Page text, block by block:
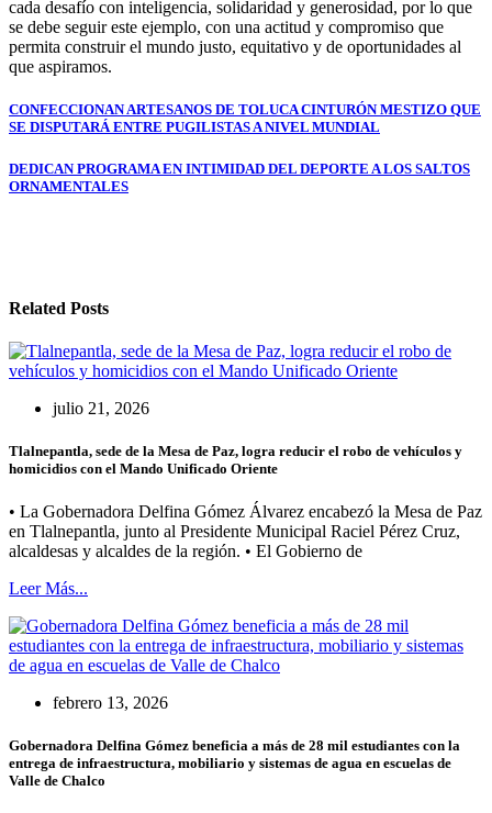
cada desafío con inteligencia, solidaridad y generosidad, por lo que
se debe seguir este ejemplo, con una actitud y compromiso que
permita construir el mundo justo, equitativo y de oportunidades al
que aspiramos.
Navegación
de
entradas
CONFECCIONAN ARTESANOS DE TOLUCA CINTURÓN MESTIZO QUE
SE DISPUTARÁ ENTRE PUGILISTAS A NIVEL MUNDIAL
DEDICAN PROGRAMA EN INTIMIDAD DEL DEPORTE A LOS SALTOS
ORNAMENTALES
Related Posts
julio 21, 2026
Tlalnepantla, sede de la Mesa de Paz, logra reducir el robo de vehículos y
homicidios con el Mando Unificado Oriente
• La Gobernadora Delfina Gómez Álvarez encabezó la Mesa de Paz
en Tlalnepantla, junto al Presidente Municipal Raciel Pérez Cruz,
alcaldesas y alcaldes de la región. • El Gobierno de
Leer Más...
febrero 13, 2026
Gobernadora Delfina Gómez beneficia a más de 28 mil estudiantes con la
entrega de infraestructura, mobiliario y sistemas de agua en escuelas de
Valle de Chalco